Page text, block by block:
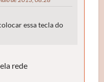
essa tecla do
rede